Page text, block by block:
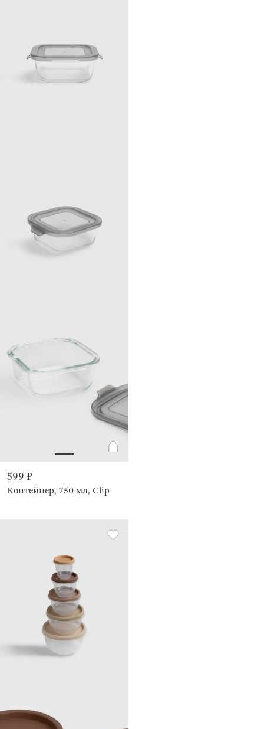
599 ₽
Контейнер, 750 мл, Clip